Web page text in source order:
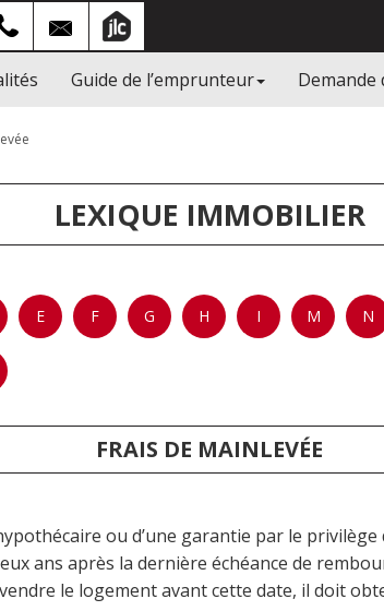
Guide de l’emprunteur Demande
LEXIQUE IMMOBILIER
E F G H I M N
FRAIS DE MAINLEVÉE
ou d’une garantie par le
ans après la dernière échéance de
le logement avant cette date, il doit